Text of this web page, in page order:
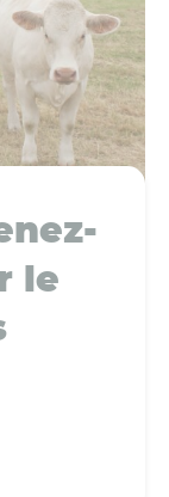
le